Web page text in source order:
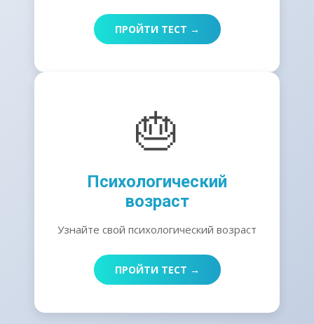
ПРОЙТИ ТЕСТ →
🎂
Психологический
возраст
Узнайте свой психологический возраст
ПРОЙТИ ТЕСТ →